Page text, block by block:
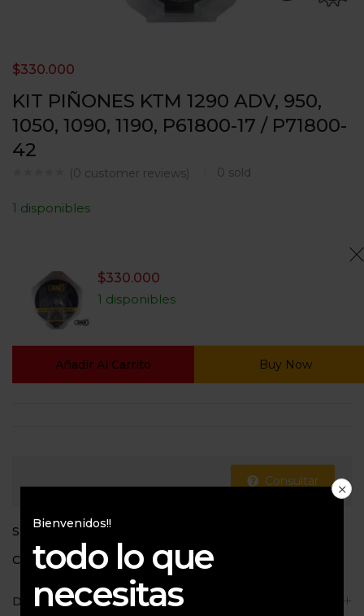
KIT PIÑONES KTM 1290 ADV, 950,
1050, 1090, 1190, P61800-17 / P71800-
42
(0 customer reviews) 0 sold
$330.000
1 disponibles
$330.000
1 disponibles
Añadir Al Carrito Buy Now
Consultar
SKU:123-211-5
Categorías: 1090 1190 1290 ADV,Kit de arrastre
Descripción
Bienvenidos!!
todo lo que
necesitas